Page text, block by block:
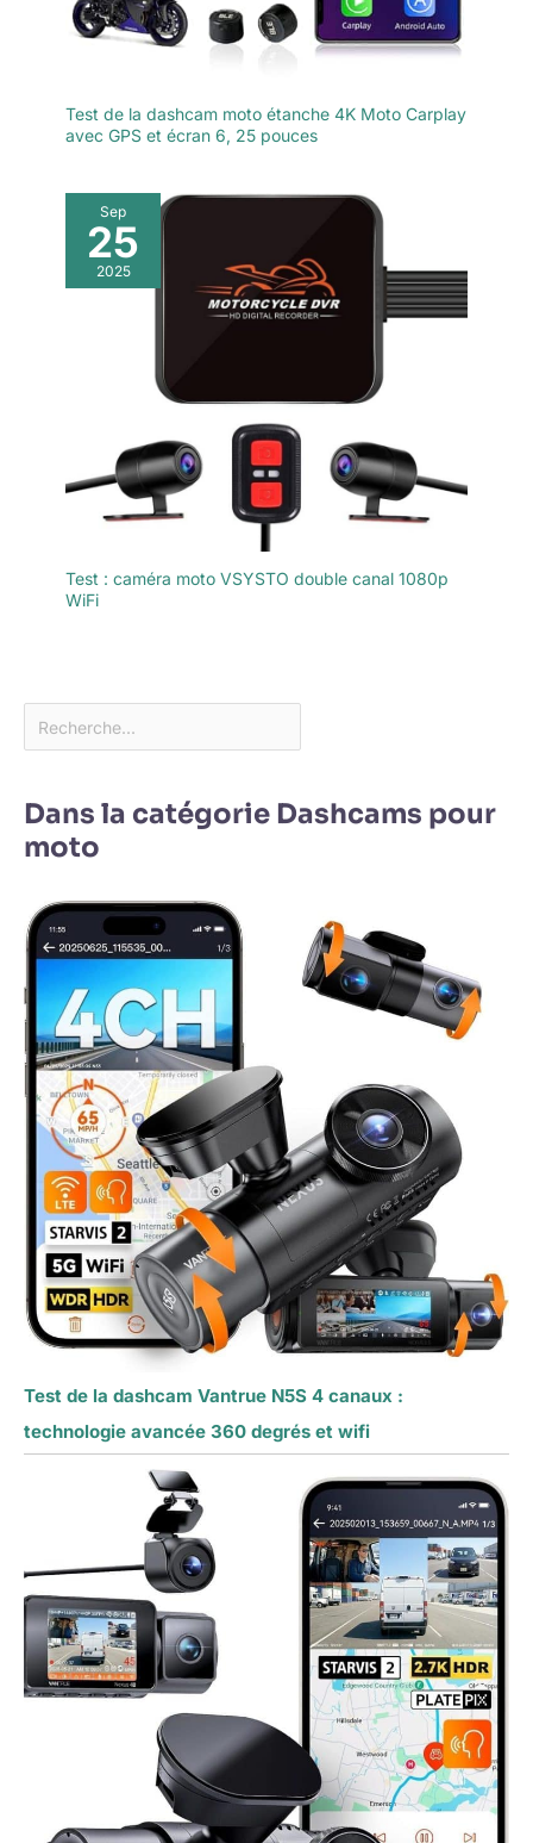
Test de la dashcam moto étanche 4K Moto Carplay
avec GPS et écran 6, 25 pouces
Sep
25
2025
Test : caméra moto VSYSTO double canal 1080p
WiFi
Dans la catégorie Dashcams pour
moto
Test de la dashcam Vantrue N5S 4 canaux :
technologie avancée 360 degrés et wifi